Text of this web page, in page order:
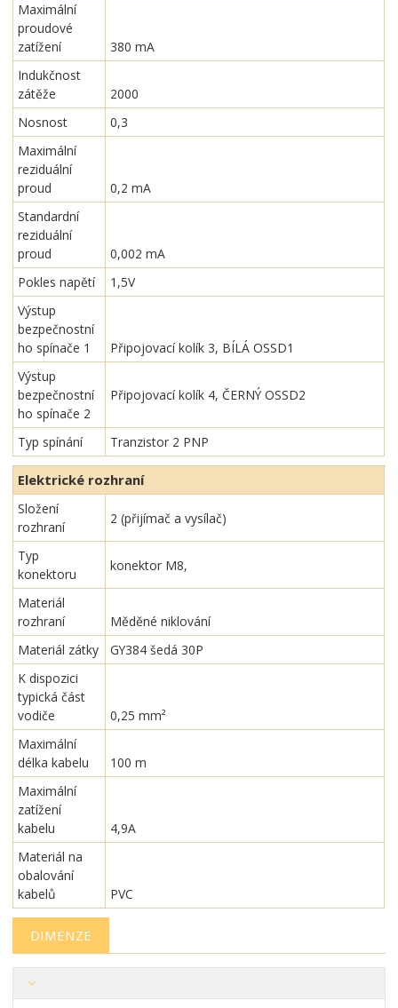
Maximální
proudové
zatížení
380 mA
Indukčnost
zátěže
2000
Nosnost
0,3
Maximální
reziduální
proud
0,2 mA
Standardní
reziduální
proud
0,002 mA
Pokles napětí
1,5V
Výstup
bezpečnostní
ho spínače 1
Připojovací kolík 3, BÍLÁ OSSD1
Výstup
bezpečnostní
ho spínače 2
Připojovací kolík 4, ČERNÝ OSSD2
Typ spínání Tranzistor 2 PNP
Elektrické rozhraní
Složení
rozhraní
2 (přijímač a vysílač)
Typ
konektoru
konektor M8,
Materiál
rozhraní
Měděné niklování
Materiál zátky
GY384 šedá 30P
K dispozici
typická část
vodiče
0,25 mm²
Maximální
délka kabelu
100 m
Maximální
zatížení
kabelu
4,9A
Materiál na
obalování
kabelů
PVC
DIMENZE